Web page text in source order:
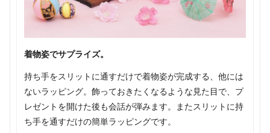
着物姿でサプライズ。
持ち手をスリットに通すだけで着物姿が完成する、他には
ないラッピング。飾っておきたくなるような見た目で、プ
レゼントを開けた後も会話が弾みます。またスリットに持
ち手を通すだけの簡単ラッピングです。